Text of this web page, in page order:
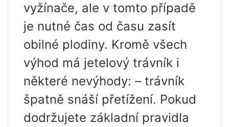
vyžínače, ale v tomto případě
je nutné čas od času zasít
obilné plodiny. Kromě všech
výhod má jetelový trávník i
některé nevýhody: – trávník
špatně snáší přetížení. Pokud
dodržujete základní pravidla